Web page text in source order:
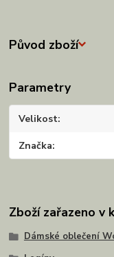
Původ zboží
Parametry
Velikost
Značka
Zboží zařazeno v
Dámské oblečení